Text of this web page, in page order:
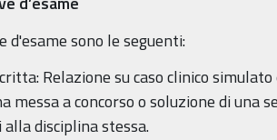
d'esame sono le seguenti:
Relazione su caso clinico
messa a concorso o soluzione di una
disciplina stessa.